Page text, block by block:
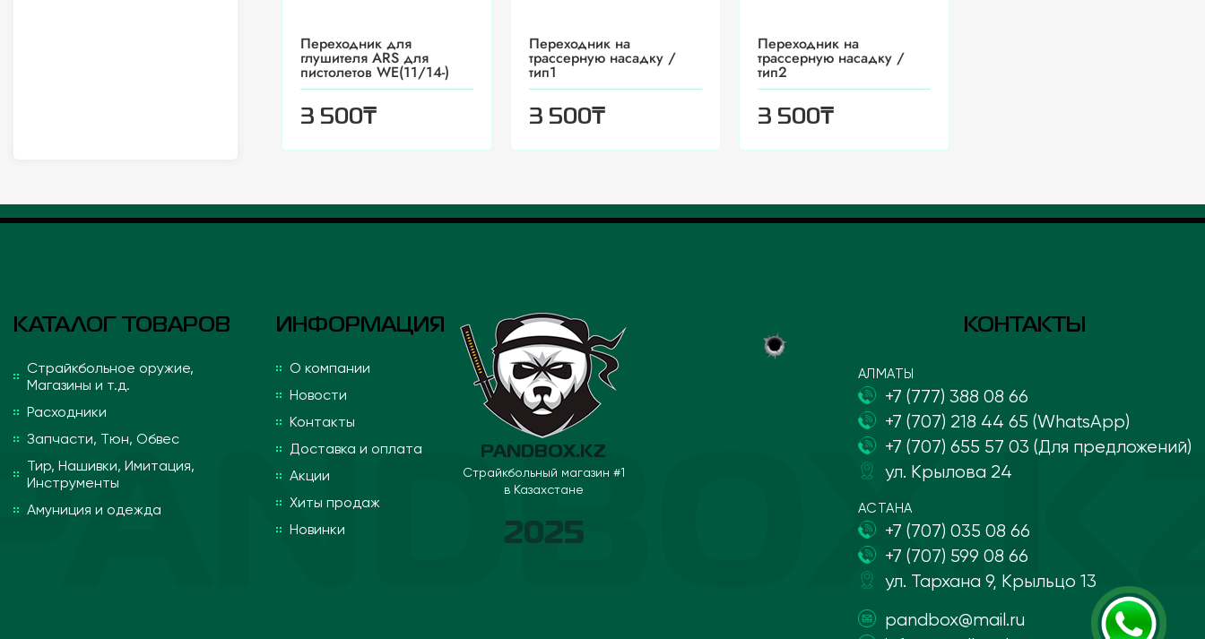
Переходник для
глушителя ARS для
пистолетов WE(11/14-)
3 500₸
Переходник на
трассерную насадку /
тип1
3 500₸
Переходник на
трассерную насадку /
тип2
3 500₸
КАТАЛОГ ТОВАРОВ
Страйкбольное оружие,
Магазины и т.д.
Расходники
Запчасти, Тюн, Обвес
Тир, Нашивки, Имитация,
Инструменты
Амуниция и одежда
ИНФОРМАЦИЯ
О компании
Новости
Контакты
Доставка и оплата
Акции
Хиты продаж
Новинки
PANDBOX.KZ
Страйкбольный магазин #1
в Казахстане
2025
КОНТАКТЫ
АЛМАТЫ
+7 (777) 388 08 66
+7 (707) 218 44 65 (WhatsApp)
+7 (707) 655 57 03 (Для предложений)
ул. Крылова 24
АСТАНА
+7 (707) 035 08 66
+7 (707) 599 08 66
ул. Тархана 9, Крыльцо 13
pandbox@mail.ru